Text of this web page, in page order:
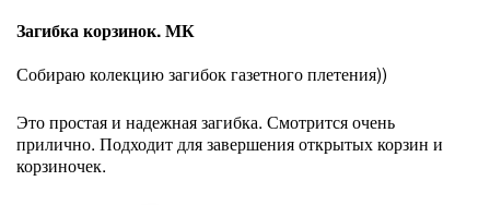
Загибка корзинок. МК
Собираю колекцию загибок газетного плетения))
Это простая и надежная загибка. Смотрится очень
прилично. Подходит для завершения открытых корзин и
корзиночек.